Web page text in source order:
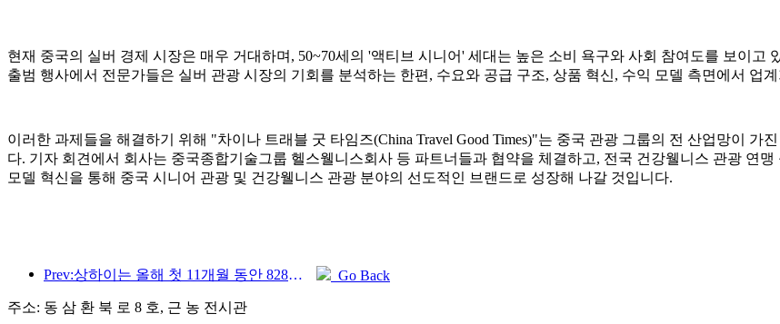
현재 중국의 실버 경제 시장은 매우 거대하며, 50~70세의 '액티브 시니어' 세대는 높은 소비 욕구와 사회 참여도를 보이고
출범 행사에서 전문가들은 실버 관광 시장의 기회를 분석하는 한편, 수요와 공급 구조, 상품 혁신, 수익 모델 측면에서 업
이러한 과제들을 해결하기 위해 "차이나 트래블 굿 타임즈(China Travel Good Times)"는 중국 관광 그룹의 전 산업망이 가
다. 기자 회견에서 회사는 중국종합기술그룹 헬스웰니스회사 등 파트너들과 협약을 체결하고, 전국 건강웰니스 관광 연
모델 혁신을 통해 중국 시니어 관광 및 건강웰니스 관광 분야의 선도적인 브랜드로 성장해 나갈 것입니다.
Prev:상하이는 올해 첫 11개월 동안 828만 2천 명의 외국인 관광객을 유치하여 당초 예상치를 뛰어넘었다. Go Back
주소: 동 삼 환 북 로 8 호, 근 농 전시관